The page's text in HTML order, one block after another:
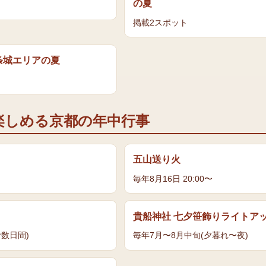
の夏
掲載2スポット
城エリアの夏
しめる京都の年中行事
五山送り火
毎年8月16日 20:00〜
日間)
貴船神社 七夕笹飾りライトア
毎年7月〜8月中旬(夕暮れ〜夜)